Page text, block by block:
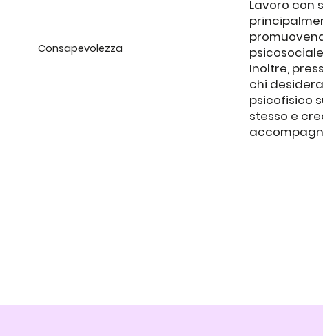
Lavoro con
Inoltre,
chi
psicofisico
stesso e
Consapevolezza